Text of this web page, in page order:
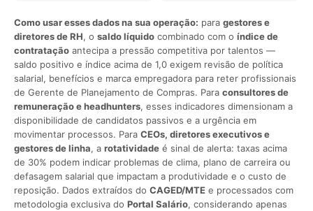
Como usar esses dados na sua operação: para gestores e
diretores de RH, o saldo líquido combinado com o índice de
contratação antecipa a pressão competitiva por talentos —
saldo positivo e índice acima de 1,0 exigem revisão de política
salarial, benefícios e marca empregadora para reter profissionais
de Gerente de Planejamento de Compras. Para consultores de
remuneração e headhunters, esses indicadores dimensionam a
disponibilidade de candidatos passivos e a urgência em
movimentar processos. Para CEOs, diretores executivos e
gestores de linha, a rotatividade é sinal de alerta: taxas acima
de 30% podem indicar problemas de clima, plano de carreira ou
defasagem salarial que impactam a produtividade e o custo de
reposição. Dados extraídos do CAGED/MTE e processados com
metodologia exclusiva do Portal Salário, considerando apenas